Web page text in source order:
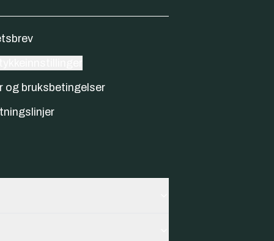
og bruksbetingelser